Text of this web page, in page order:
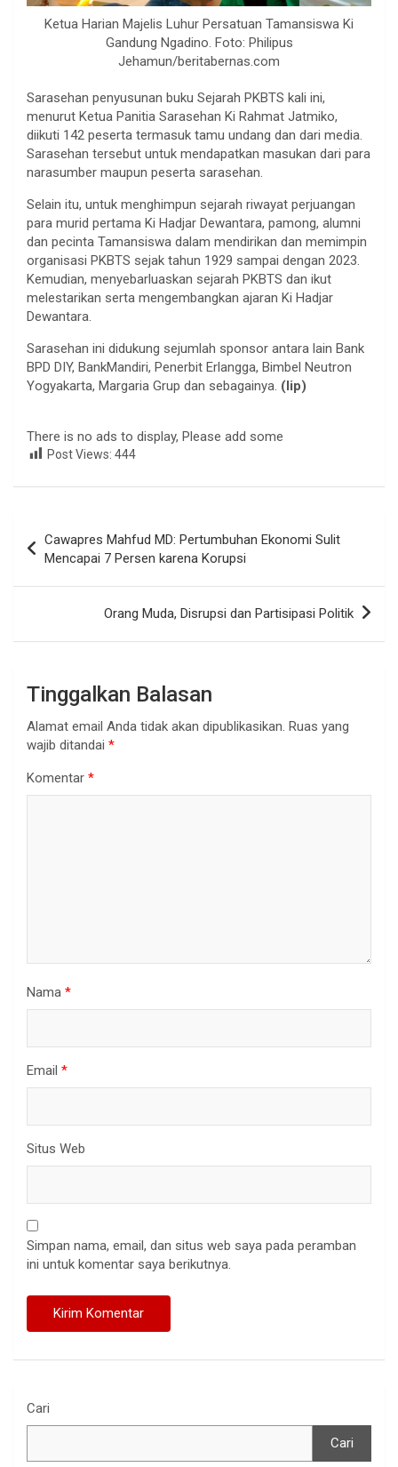
Ketua Harian Majelis Luhur Persatuan Tamansiswa Ki
Gandung Ngadino. Foto: Philipus
Jehamun/beritabernas.com
Sarasehan penyusunan buku Sejarah PKBTS kali ini,
menurut Ketua Panitia Sarasehan Ki Rahmat Jatmiko,
diikuti 142 peserta termasuk tamu undang dan dari media.
Sarasehan tersebut untuk mendapatkan masukan dari para
narasumber maupun peserta sarasehan.
Selain itu, untuk menghimpun sejarah riwayat perjuangan
para murid pertama Ki Hadjar Dewantara, pamong, alumni
dan pecinta Tamansiswa dalam mendirikan dan memimpin
organisasi PKBTS sejak tahun 1929 sampai dengan 2023.
Kemudian, menyebarluaskan sejarah PKBTS dan ikut
melestarikan serta mengembangkan ajaran Ki Hadjar
Dewantara.
Sarasehan ini didukung sejumlah sponsor antara lain Bank
BPD DIY, BankMandiri, Penerbit Erlangga, Bimbel Neutron
Yogyakarta, Margaria Grup dan sebagainya. (lip)
There is no ads to display, Please add some
Post Views: 444
pos
Cawapres Mahfud MD: Pertumbuhan Ekonomi Sulit
Mencapai 7 Persen karena Korupsi
Orang Muda, Disrupsi dan Partisipasi Politik
Tinggalkan Balasan
Alamat email Anda tidak akan dipublikasikan. Ruas yang
wajib ditandai *
Komentar *
Nama *
Email *
Situs Web
Simpan nama, email, dan situs web saya pada peramban
ini untuk komentar saya berikutnya.
Cari
Cari